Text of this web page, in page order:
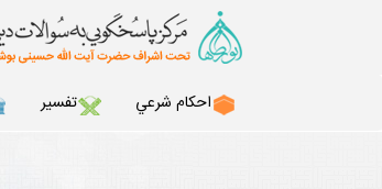
احكام شرعي تفسير